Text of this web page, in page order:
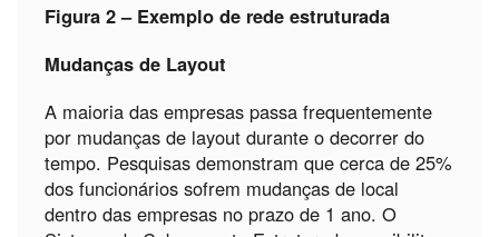
Figura 2 – Exemplo de rede estruturada
Mudanças de Layout
A maioria das empresas passa frequentemente
por mudanças de layout durante o decorrer do
tempo. Pesquisas demonstram que cerca de 25%
dos funcionários sofrem mudanças de local
dentro das empresas no prazo de 1 ano. O